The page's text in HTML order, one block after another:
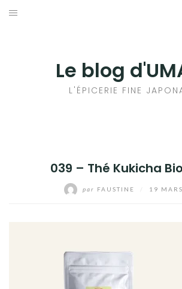
Aller
Le blog
L'ÉPICERIE FINE
039 – Thé Kukicha
par FAUSTINE 19